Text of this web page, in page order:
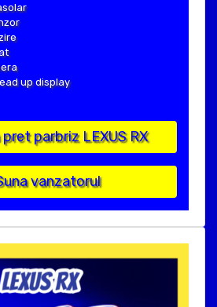
up display
parbriz LEXUS RX
vanzatorul